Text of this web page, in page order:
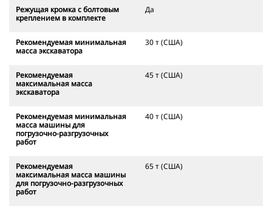
Режущая кромка с болтовым
креплением в комплекте
Да
Рекомендуемая минимальная
масса экскаватора
30 т (США)
Рекомендуемая
максимальная масса
экскаватора
45 т (США)
Рекомендуемая минимальная
масса машины для
погрузочно-разгрузочных
работ
40 т (США)
Рекомендуемая
максимальная масса машины
для погрузочно-разгрузочных
работ
65 т (США)